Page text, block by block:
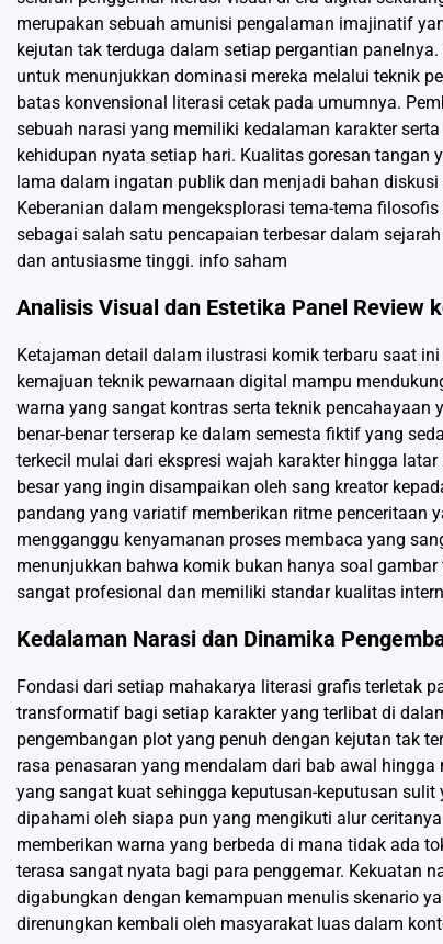
merupakan sebuah amunisi pengalaman imajinatif
kejutan tak terduga dalam setiap pergantian
untuk menunjukkan dominasi mereka melalui teknik
batas konvensional literasi cetak pada umumnya.
sebuah narasi yang memiliki kedalaman karakter
kehidupan nyata setiap hari. Kualitas goresan
lama dalam ingatan publik dan menjadi bahan
Keberanian dalam mengeksplorasi tema-tema
sebagai salah satu pencapaian terbesar dalam
dan antusiasme tinggi. info saham
Analisis Visual dan Estetika Panel Review
Ketajaman detail dalam ilustrasi komik terbaru saat
kemajuan teknik pewarnaan digital mampu
warna yang sangat kontras serta teknik
benar-benar terserap ke dalam semesta fiktif yang
terkecil mulai dari ekspresi wajah karakter hingga
besar yang ingin disampaikan oleh sang kreator
pandang yang variatif memberikan ritme penceritaan
mengganggu kenyamanan proses membaca yang
menunjukkan bahwa komik bukan hanya soal
sangat profesional dan memiliki standar kualitas
Kedalaman Narasi dan Dinamika
Fondasi dari setiap mahakarya literasi grafis terletak
transformatif bagi setiap karakter yang terlibat di
pengembangan plot yang penuh dengan kejutan tak
rasa penasaran yang mendalam dari bab awal
yang sangat kuat sehingga keputusan-keputusan
dipahami oleh siapa pun yang mengikuti alur
memberikan warna yang berbeda di mana tidak ada
terasa sangat nyata bagi para penggemar. Kekuatan
digabungkan dengan kemampuan menulis skenario
direnungkan kembali oleh masyarakat luas dalam